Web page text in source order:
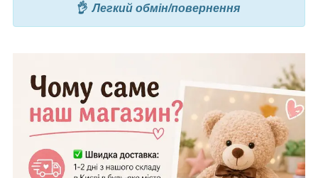
👌 Легкий обмін/повернення